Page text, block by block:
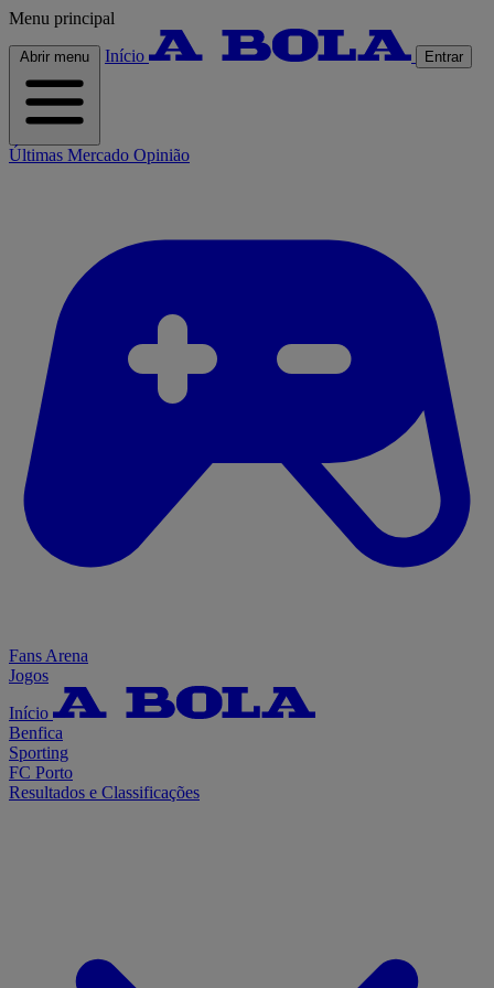
Menu principal
Abrir menu Início Entrar
Últimas Mercado Opinião
Fans Arena
Jogos
Início
Benfica
Sporting
FC Porto
Resultados e Classificações